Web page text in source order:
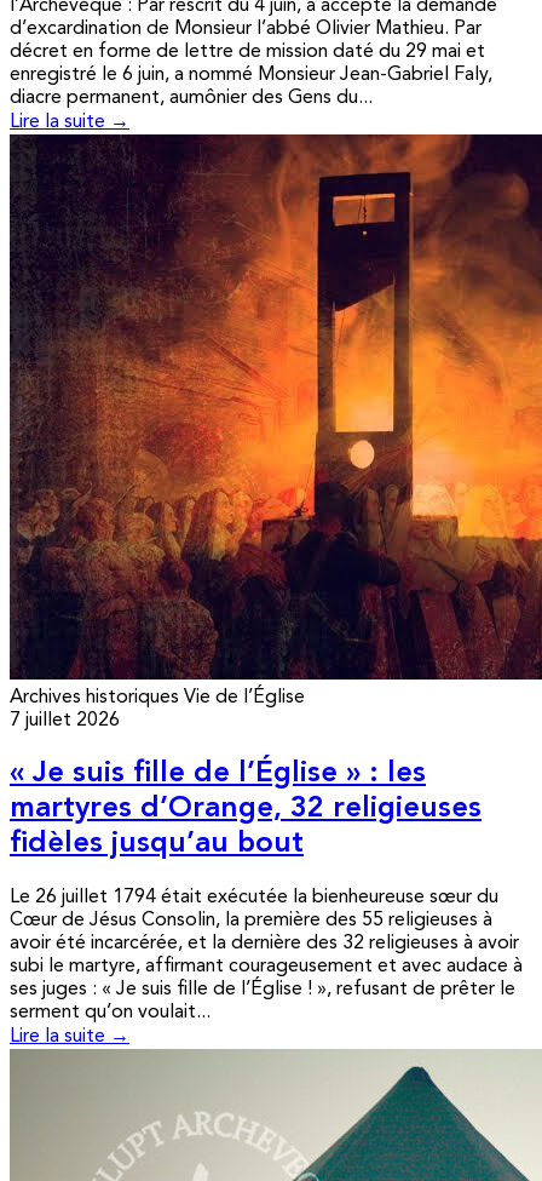
l’Archevêque : Par rescrit du 4 juin, a accepté la demande
d’excardination de Monsieur l’abbé Olivier Mathieu. Par
décret en forme de lettre de mission daté du 29 mai et
enregistré le 6 juin, a nommé Monsieur Jean-Gabriel Faly,
diacre permanent, aumônier des Gens du...
Lire la suite →
Archives historiques Vie de l’Église
7 juillet 2026
« Je suis fille de l’Église » : les
martyres d’Orange, 32 religieuses
fidèles jusqu’au bout
Le 26 juillet 1794 était exécutée la bienheureuse sœur du
Cœur de Jésus Consolin, la première des 55 religieuses à
avoir été incarcérée, et la dernière des 32 religieuses à avoir
subi le martyre, affirmant courageusement et avec audace à
ses juges : « Je suis fille de l’Église ! », refusant de prêter le
serment qu’on voulait...
Lire la suite →